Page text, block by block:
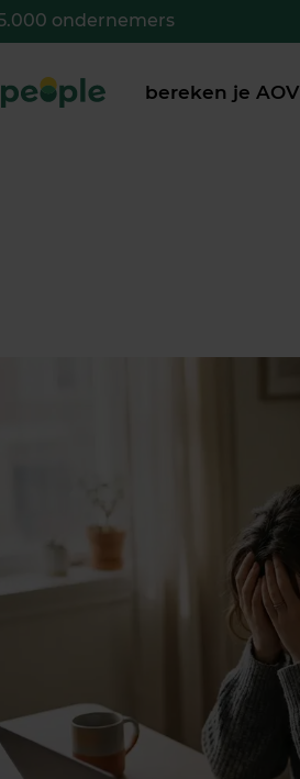
ondernemers
bereken je AOV